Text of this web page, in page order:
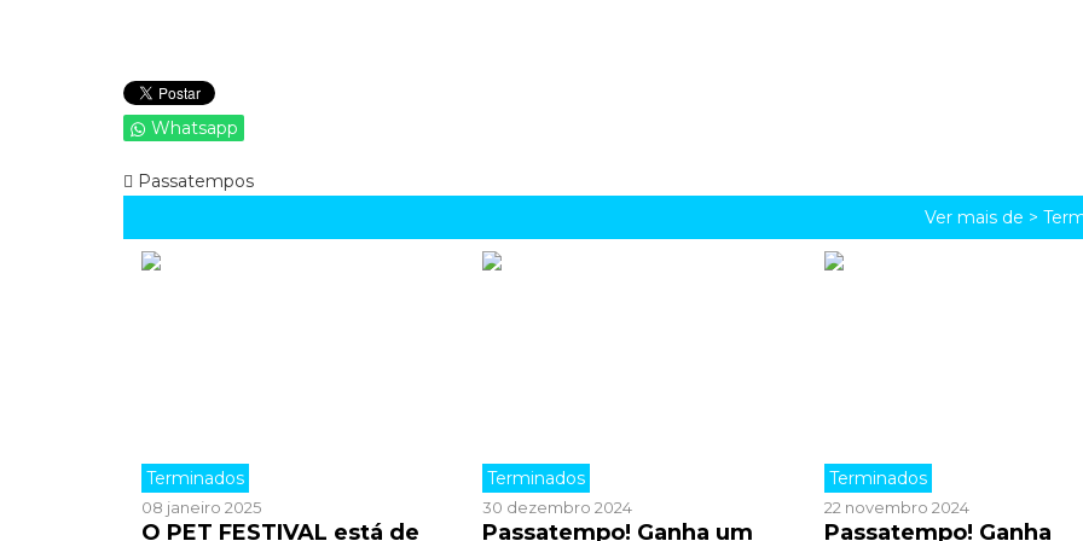
Whatsapp
Passatempos
Ver mais de >
Terminados
08 janeiro 2025
O PET FESTIVAL está de
Terminados
30 dezembro 2024
Passatempo! Ganha um
Terminados
22 novembro 2024
Passatempo! Ganha